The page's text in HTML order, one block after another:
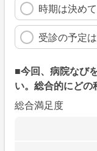
時期は決め
受診の予定
■今回、病院なび
い。総合的にど
総合満足度